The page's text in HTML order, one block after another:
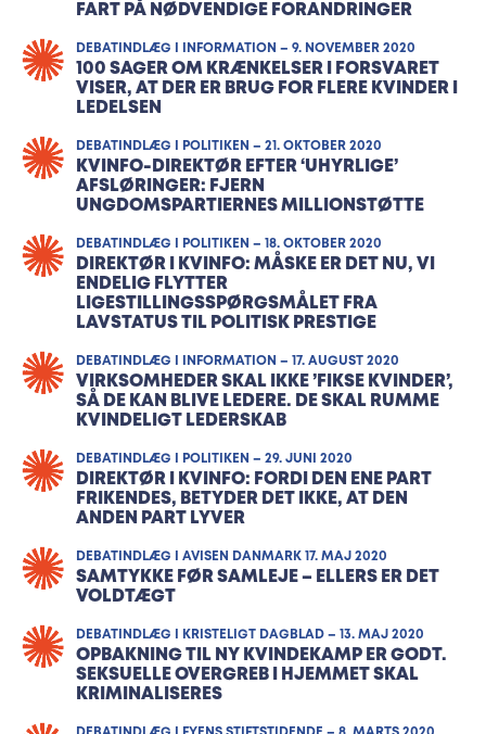
FART PÅ NØDVENDIGE FORANDRINGER
DEBATINDLÆG I INFORMATION – 9. NOVEMBER 2020
100 SAGER OM KRÆNKELSER I FORSVARET
VISER, AT DER ER BRUG FOR FLERE KVINDER I
LEDELSEN
DEBATINDLÆG I POLITIKEN – 21. OKTOBER 2020
KVINFO-DIREKTØR EFTER ‘UHYRLIGE’
AFSLØRINGER: FJERN
UNGDOMSPARTIERNES MILLIONSTØTTE
DEBATINDLÆG I POLITIKEN – 18. OKTOBER 2020
DIREKTØR I KVINFO: MÅSKE ER DET NU, VI
ENDELIG FLYTTER
LIGESTILLINGSSPØRGSMÅLET FRA
LAVSTATUS TIL POLITISK PRESTIGE
DEBATINDLÆG I INFORMATION – 17. AUGUST 2020
VIRKSOMHEDER SKAL IKKE ’FIKSE KVINDER’,
SÅ DE KAN BLIVE LEDERE. DE SKAL RUMME
KVINDELIGT LEDERSKAB
DEBATINDLÆG I POLITIKEN – 29. JUNI 2020
DIREKTØR I KVINFO: FORDI DEN ENE PART
FRIKENDES, BETYDER DET IKKE, AT DEN
ANDEN PART LYVER
DEBATINDLÆG I AVISEN DANMARK 17. MAJ 2020
SAMTYKKE FØR SAMLEJE – ELLERS ER DET
VOLDTÆGT
DEBATINDLÆG I KRISTELIGT DAGBLAD – 13. MAJ 2020
OPBAKNING TIL NY KVINDEKAMP ER GODT.
SEKSUELLE OVERGREB I HJEMMET SKAL
KRIMINALISERES